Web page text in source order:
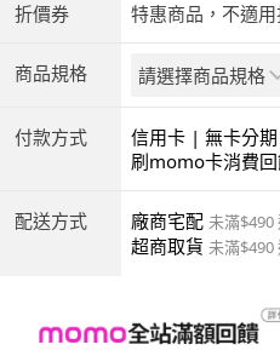
折價券 特惠商品，不適
商品規格 請選擇商品規格
付款方式
信用卡 | 無卡分
商付款 | ATM |
刷momo卡消費回
配送方式 廠商宅配 未滿$490
超商取貨 未滿$490